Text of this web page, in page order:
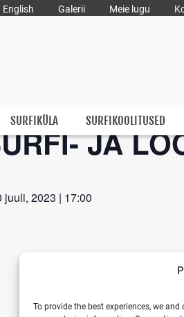
To provide the best experiences, we
English Galerii Meie lugu
SURFIKÜLA SURFIKOOLITUSED
JA
juuli, 2023 | 17:00